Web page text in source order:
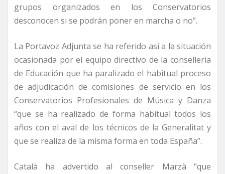
grupos organizados en los Conservatorios
desconocen si se podrán poner en marcha o no”.
La Portavoz Adjunta se ha referido así a la situación
ocasionada por el equipo directivo de la conselleria
de Educación que ha paralizado el habitual proceso
de adjudicación de comisiones de servicio en los
Conservatorios Profesionales de Música y Danza
“que se ha realizado de forma habitual todos los
años con el aval de los técnicos de la Generalitat y
que se realiza de la misma forma en toda España”.
Català ha advertido al conseller Marzà “que